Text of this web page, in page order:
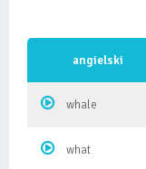
angielski
whale
what